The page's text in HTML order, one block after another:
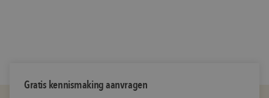
Gratis kennismaking aanvragen